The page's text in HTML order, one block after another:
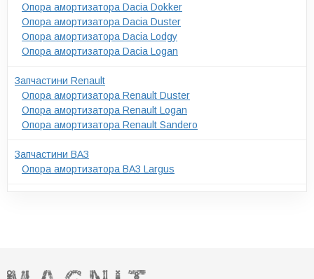
Опора амортизатора Dacia Dokker
Опора амортизатора Dacia Duster
Опора амортизатора Dacia Lodgy
Опора амортизатора Dacia Logan
Запчастини Renault
Опора амортизатора Renault Duster
Опора амортизатора Renault Logan
Опора амортизатора Renault Sandero
Запчастини ВАЗ
Опора амортизатора ВАЗ Largus